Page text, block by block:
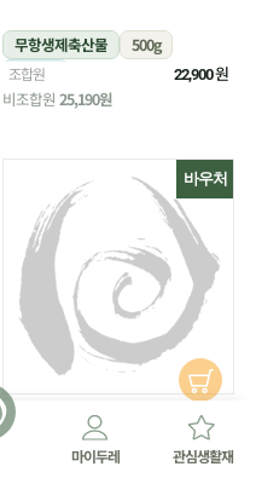
무항생제축산물
500g
냉장
조합원 22,900원
비조합원 25,190원
바우처
(주)원주생명농업 후기 18
(농할 국산)부추(300g/무농약)
마이두레 관심생활재